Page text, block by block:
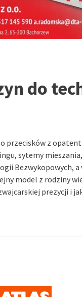
do
przecisków z
sytemy
Bezwykopowych,
model z rodziny
prezycji i